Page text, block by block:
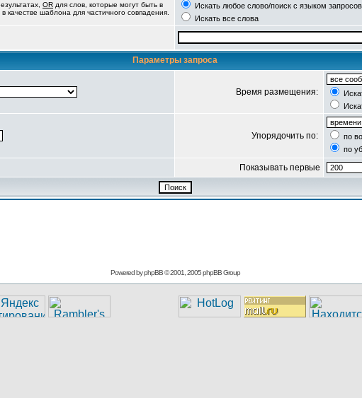
OR для слов, которые могут быть в
качестве шаблона для частичного совпадения.
Искать любое слово/поиск с языком запросов
Искать все слова
Параметры запроса
Время размещения:
Упорядочить по:
по
по
Показывать первые
Powered byphpBB© 2001, 2005 phpBB Group